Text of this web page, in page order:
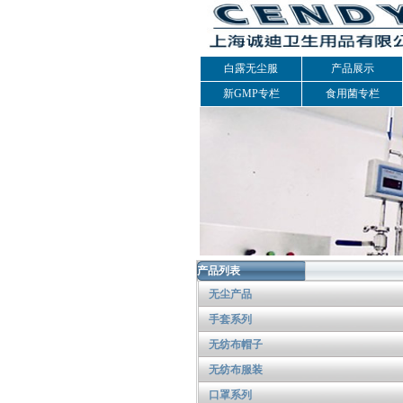
白露无尘服
产品展示
新GMP专栏
食用菌专栏
产品列表
无尘产品
手套系列
无纺布帽子
无纺布服装
口罩系列